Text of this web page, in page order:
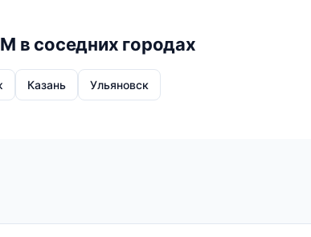
в соседних городах
Казань Ульяновск